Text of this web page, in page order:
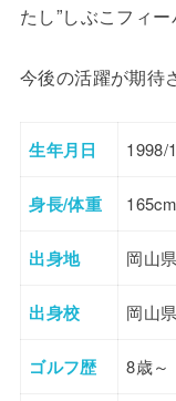
たし”しぶこフィー
今後の活躍が期待
生年月日 1998/
身長/体重
出身地 岡山
出身校 岡山
ゴルフ歴 8歳～